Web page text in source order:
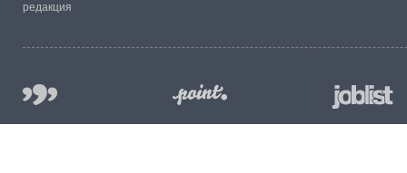
редакция